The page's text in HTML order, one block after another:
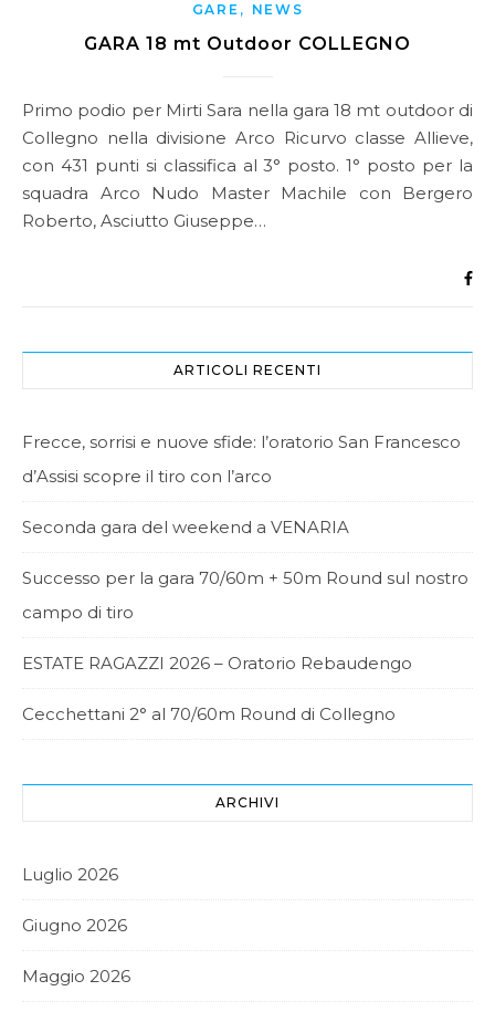
GARE , NEWS
GARA 18 mt Outdoor COLLEGNO
Primo podio per Mirti Sara nella gara 18 mt outdoor di
Collegno nella divisione Arco Ricurvo classe Allieve,
con 431 punti si classifica al 3° posto. 1° posto per la
squadra Arco Nudo Master Machile con Bergero
Roberto, Asciutto Giuseppe…
ARTICOLI RECENTI
Frecce, sorrisi e nuove sfide: l’oratorio San Francesco
d’Assisi scopre il tiro con l’arco
Seconda gara del weekend a VENARIA
Successo per la gara 70/60m + 50m Round sul nostro
campo di tiro
ESTATE RAGAZZI 2026 – Oratorio Rebaudengo
Cecchettani 2° al 70/60m Round di Collegno
ARCHIVI
Luglio 2026
Giugno 2026
Maggio 2026